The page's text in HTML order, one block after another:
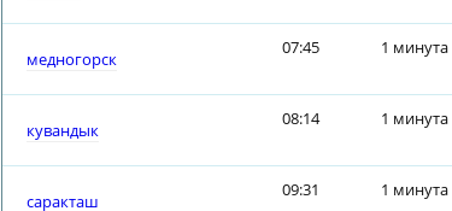
медногорск
07:45 1 минута
кувандык
08:14 1 минута
саракташ
09:31 1 минута